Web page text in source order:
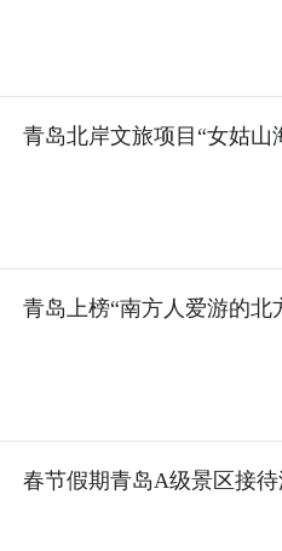
青岛北岸文旅项目“女姑山
青岛上榜“南方人爱游的北
春节假期青岛A级景区接待